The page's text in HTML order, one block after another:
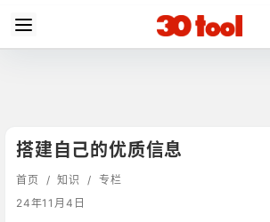
搭建自己的优质信息
首页 / 知识 / 专栏
24年11月4日